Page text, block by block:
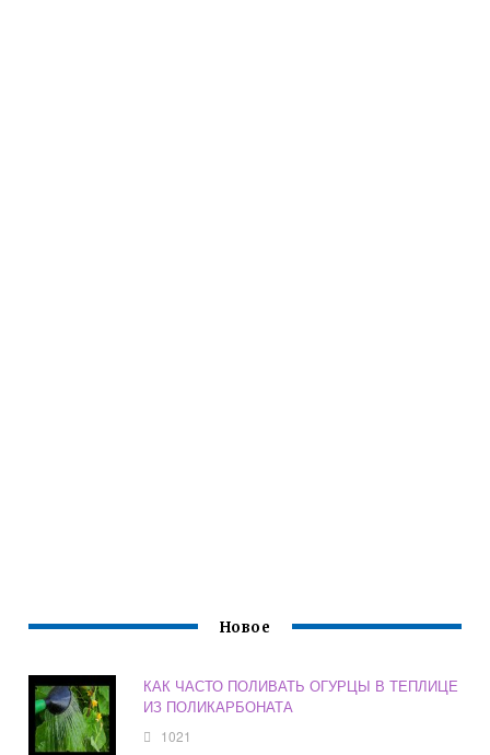
Новое
КАК ЧАСТО ПОЛИВАТЬ ОГУРЦЫ В ТЕПЛИЦЕ
ИЗ ПОЛИКАРБОНАТА
1021